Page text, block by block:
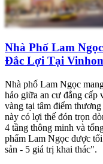
Nhà Phố Lam
Đắc Lợi Tại
Nhà phố Lam Ngọc
hảo giữa an cư đẳng
vàng tại tâm điểm
này có lợi thế đón trọn
4 tầng thông minh và
phẩm Lam Ngọc được
sản - 5 giá trị khai thác".